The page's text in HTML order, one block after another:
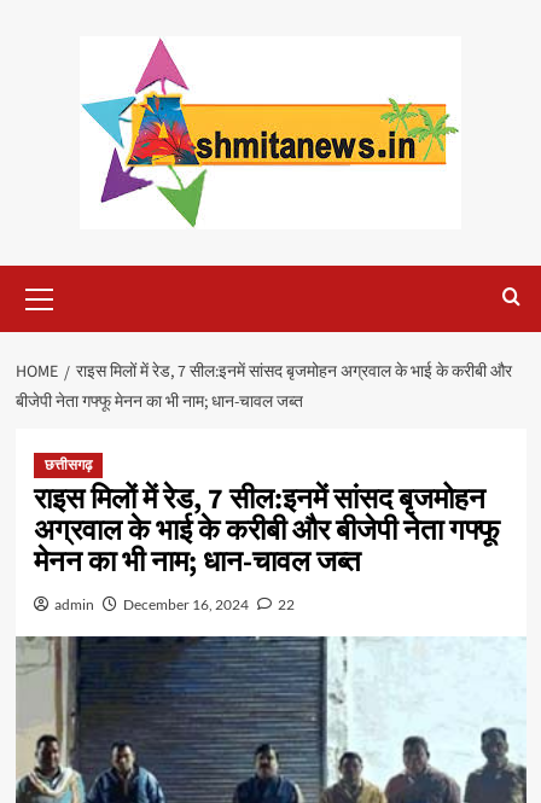
Menu
HOME
राइस मिलों में रेड, 7 सील:इनमें सांसद बृजमोहन अग्रवाल के भाई के करीबी और
बीजेपी नेता गफ्फू मेनन का भी नाम; धान-चावल जब्त
छत्तीसगढ़
राइस मिलों में रेड, 7 सील:इनमें सांसद बृजमोहन
अग्रवाल के भाई के करीबी और बीजेपी नेता गफ्फू
मेनन का भी नाम; धान-चावल जब्त
admin December 16, 2024 22